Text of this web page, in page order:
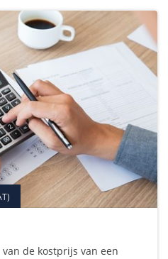
de kostprijs van een